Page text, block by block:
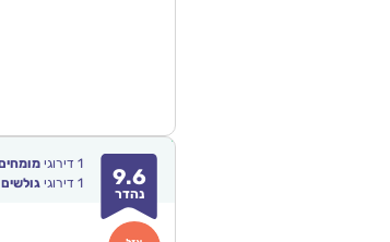
9.6
נהדר
1 דירוגי
1 דירוגיגולשים